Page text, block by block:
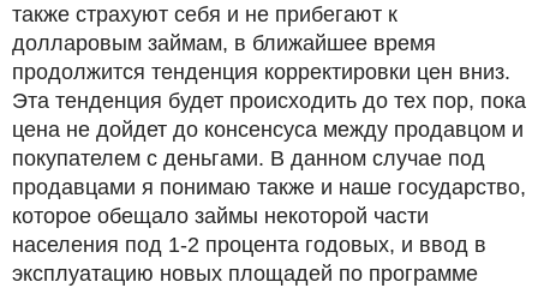
также страхуют себя и не прибегают к
долларовым займам, в ближайшее время
продолжится тенденция корректировки цен вниз.
Эта тенденция будет происходить до тех пор, пока
цена не дойдет до консенсуса между продавцом и
покупателем с деньгами. В данном случае под
продавцами я понимаю также и наше государство,
которое обещало займы некоторой части
населения под 1-2 процента годовых, и ввод в
эксплуатацию новых площадей по программе